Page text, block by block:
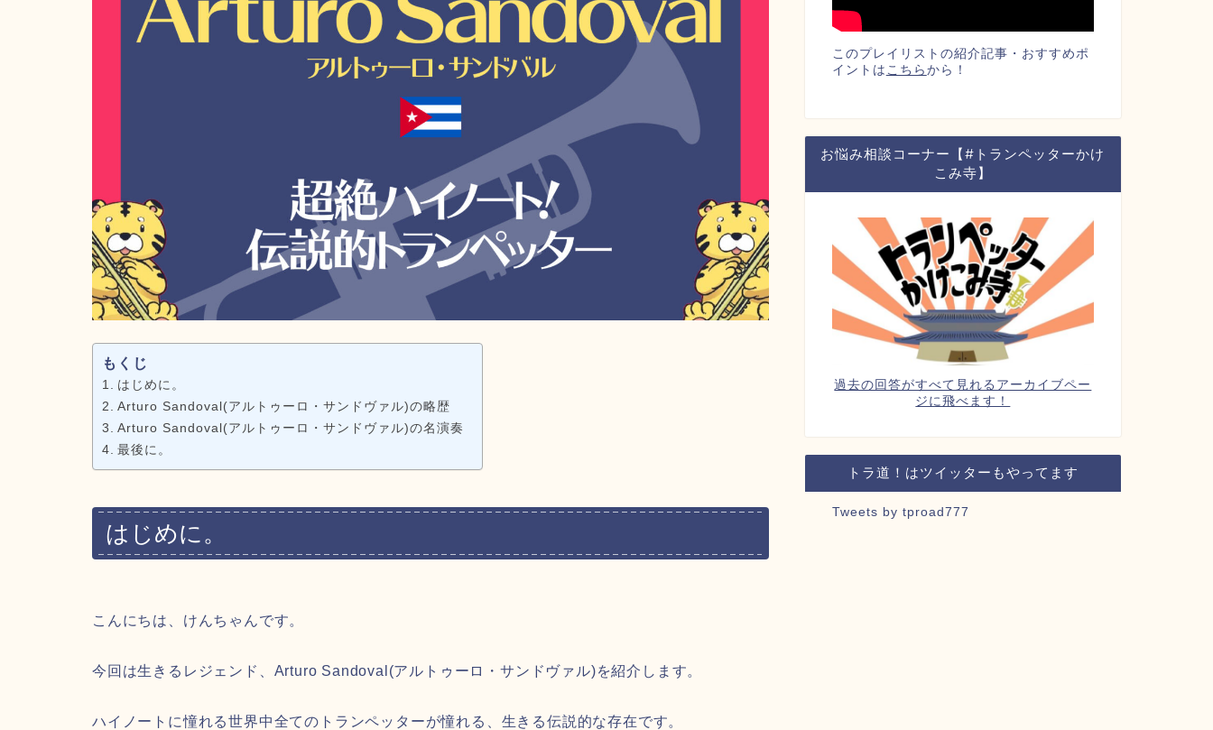
もくじ
はじめに。
Arturo Sandoval(アルトゥーロ・サンドヴァル)の略歴
Arturo Sandoval(アルトゥーロ・サンドヴァル)の名演奏
最後に。
はじめに。
こんにちは、けんちゃんです。
今回は生きるレジェンド、Arturo Sandoval(アルトゥーロ・サンドヴァル)を紹介します。
ハイノートに憧れる世界中全てのトランペッターが憧れる、生きる伝説的な存在です。
このプレイリストの紹介記事・おすすめポ
イントは こちら から！
お悩み相談コーナー【#トランペッターかけ
こみ寺】
過去の回答がすべて見れるアーカイブペー
ジに飛べます！
トラ道！はツイッターもやってます
Tweets by tproad777